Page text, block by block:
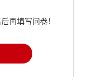
再填写问卷！